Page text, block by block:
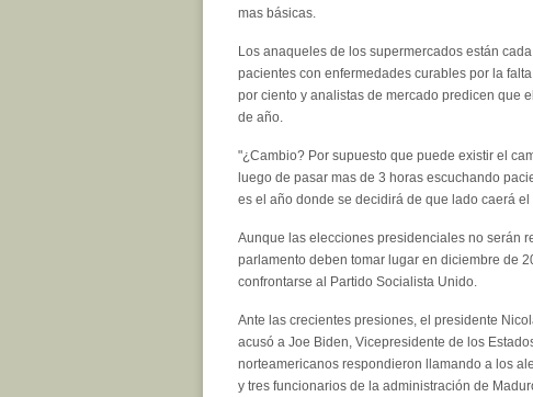
mas básicas.
Los anaqueles de los supermercados están
pacientes con enfermedades curables por la
por ciento y analistas de mercado predicen que
de año.
"¿Cambio? Por supuesto que puede existir el
luego de pasar mas de 3 horas escuchando
es el año donde se decidirá de que lado caerá el
Aunque las elecciones presidenciales no serán
parlamento deben tomar lugar en diciembre de
confrontarse al Partido Socialista Unido.
Ante las crecientes presiones, el presidente
acusó a Joe Biden, Vicepresidente de los
norteamericanos respondieron llamando a los
y tres funcionarios de la administración de